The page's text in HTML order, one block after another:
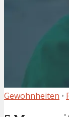
Gewohnheiten •